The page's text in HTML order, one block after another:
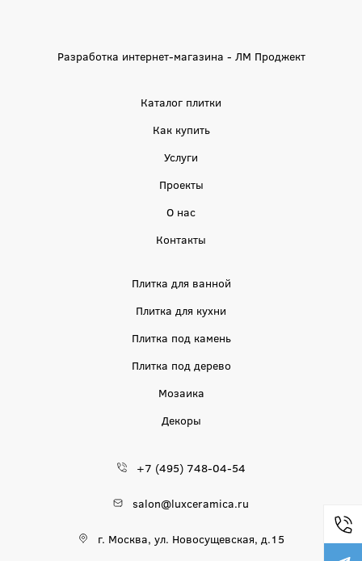
Разработка интернет-магазина - ЛМ Проджект
Каталог плитки
Как купить
Услуги
Проекты
О нас
Контакты
Плитка для ванной
Плитка для кухни
Плитка под камень
Плитка под дерево
Мозаика
Декоры
+7 (495) 748-04-54
salon@luxceramica.ru
г. Москва, ул. Новосущевская, д.15